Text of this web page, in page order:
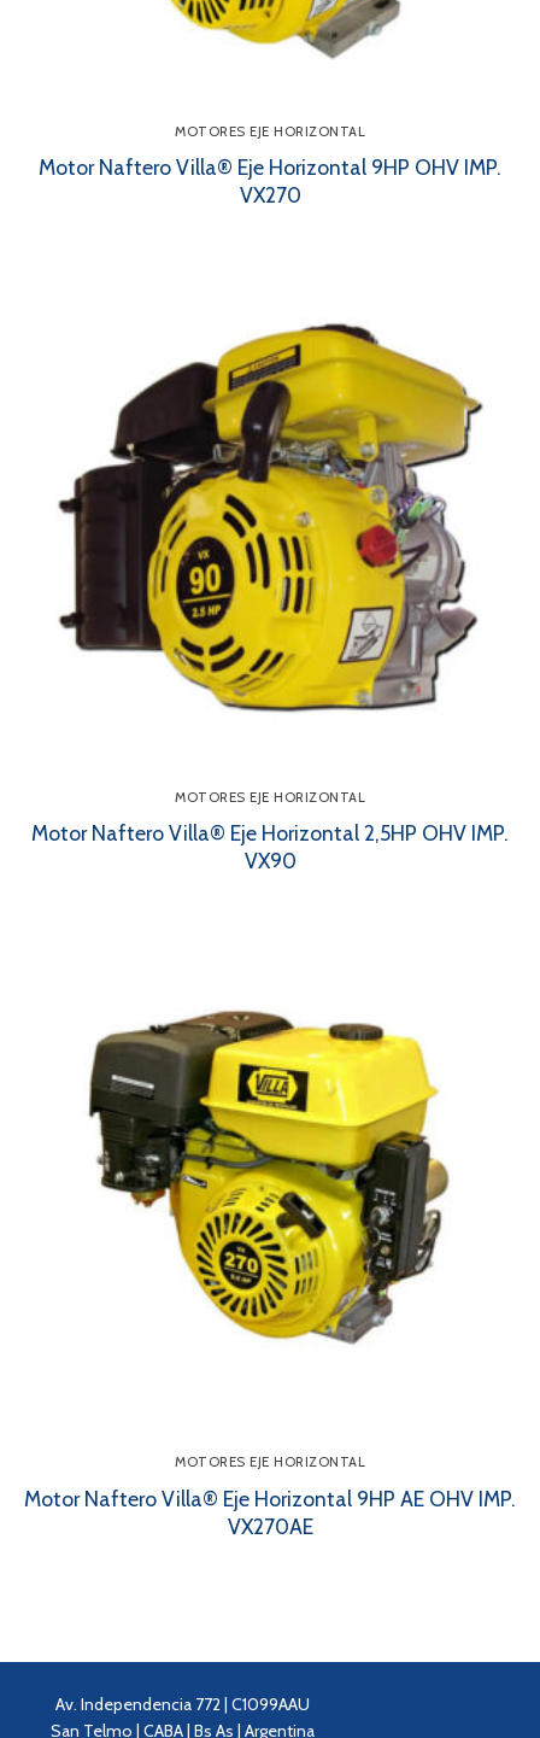
MOTORES EJE HORIZONTAL
Motor Naftero Villa® Eje Horizontal 9HP OHV IMP.
VX270
MOTORES EJE HORIZONTAL
Motor Naftero Villa® Eje Horizontal 2,5HP OHV IMP.
VX90
MOTORES EJE HORIZONTAL
Motor Naftero Villa® Eje Horizontal 9HP AE OHV IMP.
VX270AE
Av. Independencia 772 | C1099AAU
San Telmo | CABA | Bs As | Argentina